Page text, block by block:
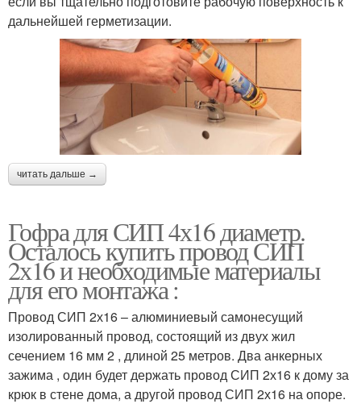
дальнейшей герметизации.
читать дальше →
Гофра для СИП 4х16 диаметр.
Осталось купить провод СИП
2х16 и необходимые материалы
для его монтажа :
Провод СИП 2х16 – алюминиевый самонесущий
изолированный провод, состоящий из двух жил
сечением 16 мм 2 , длиной 25 метров. Два анкерных
зажима , один будет держать провод СИП 2х16 к дому за
крюк в стене дома, а другой провод СИП 2х16 на опоре.